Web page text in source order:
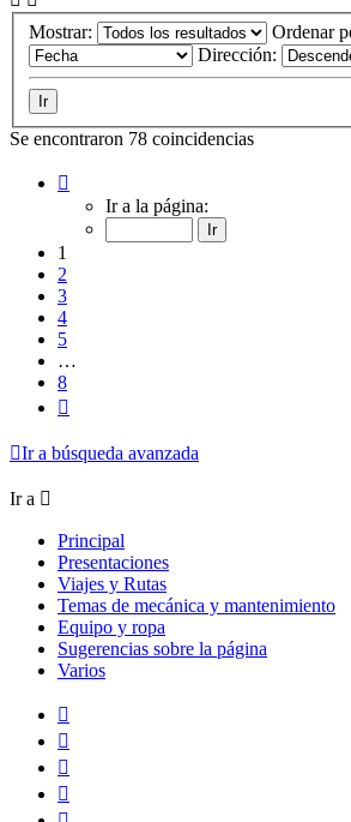
Mostrar:
Ordenar
Dirección:
Se encontraron 78 coincidencias
Ir a la página:
1
2
3
4
5
…
8
Ir a búsqueda avanzada
Ir a
Principal
Presentaciones
Viajes y Rutas
Temas de mecánica y mantenimiento
Equipo y ropa
Sugerencias sobre la página
Varios